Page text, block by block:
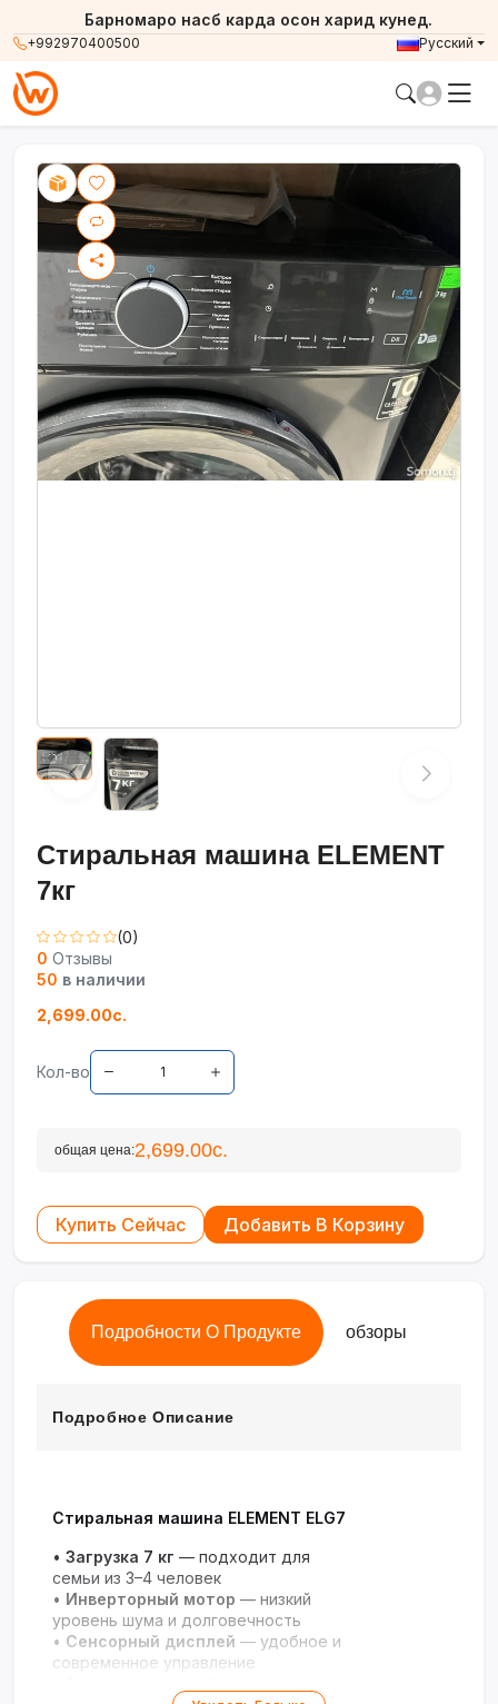
+992970400500
Барномаро насб карда осон харид кунед.
Русский
Стиральная машина ELEMENT
7кг
(0)
0 Отзывы
50 в наличии
2,699.00с.
Кол-во
общая цена:2,699.00с.
Купить Сейчас Добавить В Корзину
Подробности О Продукте обзоры
Подробное Описание
Стиральная машина ELEMENT ELG7
• Загрузка 7 кг — подходит для
семьи из 3–4 человек
• Инверторный мотор — низкий
уровень шума и долговечность
• Сенсорный дисплей — удобное и
современное управление